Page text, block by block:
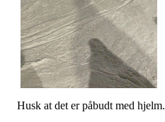
Husk at det er påbudt med hjelm.